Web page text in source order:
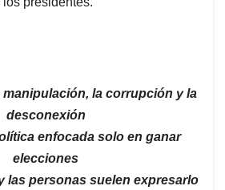
manipulación, la corrupción y la
desconexión
tica enfocada solo en ganar
elecciones
las personas suelen expresarlo